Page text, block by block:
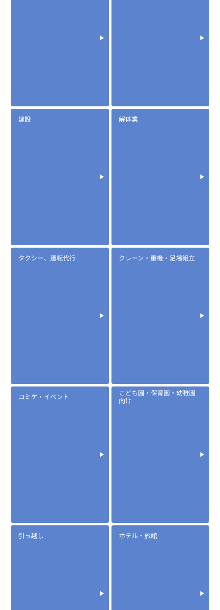
建設 解体業
タクシー、運転代行 クレーン・重機・足場組立
コミケ・イベント
こども園・保育園・幼稚園
向け
引っ越し ホテル・旅館